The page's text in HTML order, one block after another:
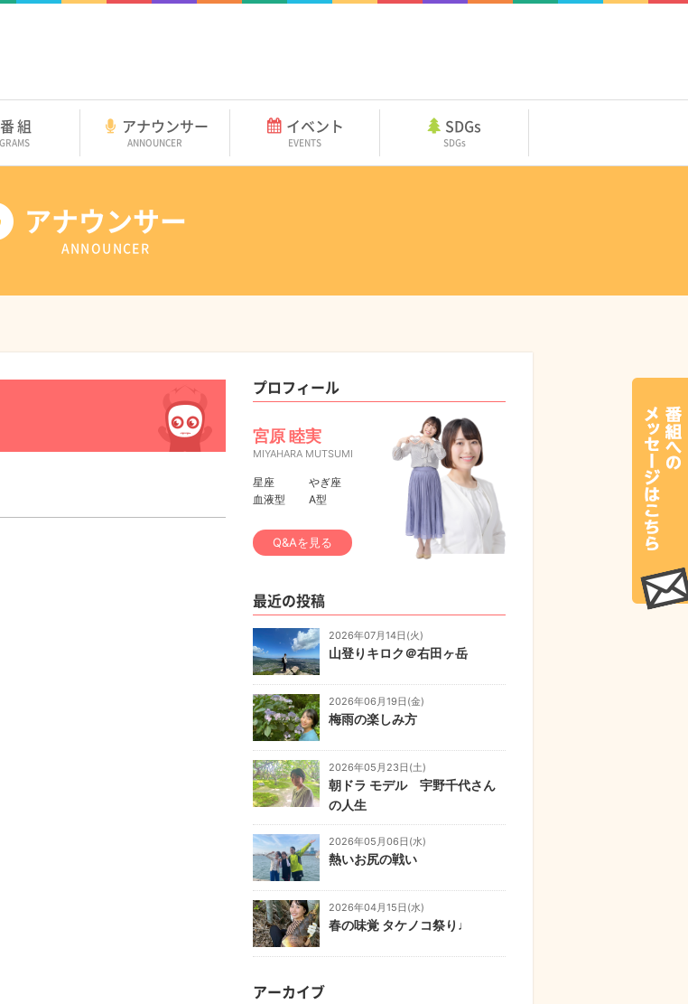
番組 アナウンサー
ANNOUNCER
イベント
EVENTS
SDGs
SDGs
アナウンサー
ANNOUNCER
プロフィール
宮原 睦実
MIYAHARA MUTSUMI
星座
やぎ座
血液型
A型
Q&Aを見る
最近の投稿
2026年07月14日(火)
山登りキロク＠右田ヶ岳
2026年06月19日(金)
梅雨の楽しみ方
2026年05月23日(土)
朝ドラ モデル 宇野千代さん
の人生
2026年05月06日(水)
熱いお尻の戦い
2026年04月15日(水)
春の味覚 タケノコ祭り♩
アーカイブ